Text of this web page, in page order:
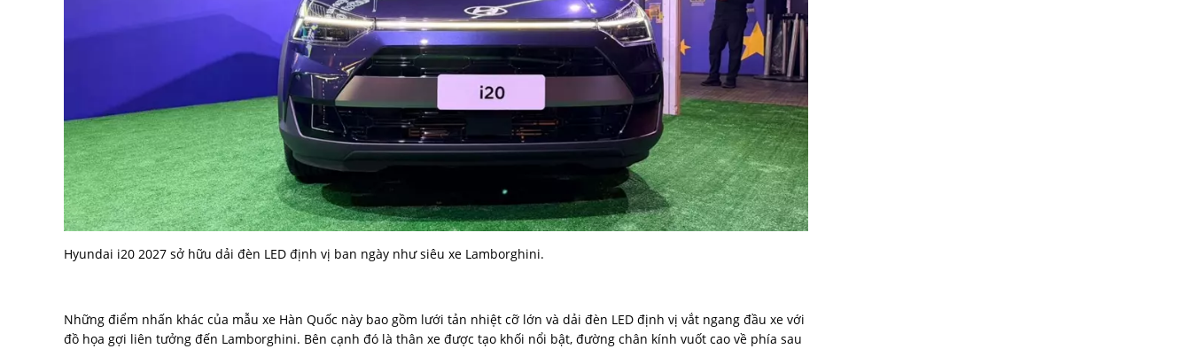
Hyundai i20 2027 sở hữu dải đèn LED định vị ban ngày như siêu xe Lamborghini.
Những điểm nhấn khác của mẫu xe Hàn Quốc này bao gồm lưới tản nhiệt cỡ lớn và dải đèn LED định vị vắt ngang đầu xe với
đồ họa gợi liên tưởng đến Lamborghini. Bên cạnh đó là thân xe được tạo khối nổi bật, đường chân kính vuốt cao về phía sau